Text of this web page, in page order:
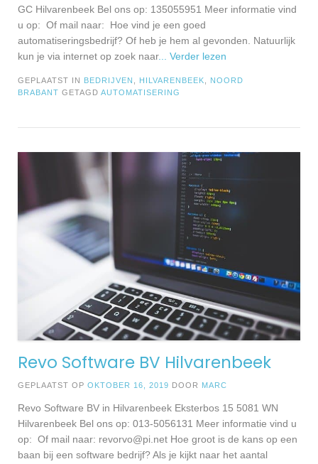
GC Hilvarenbeek Bel ons op: 135055951 Meer informatie vind
u op: Of mail naar: Hoe vind je een goed
automatiseringsbedrijf? Of heb je hem al gevonden. Natuurlijk
kun je via internet op zoek naar... Verder lezen
GEPLAATST IN BEDRIJVEN HILVARENBEEK
NOORD
BRABANT GETAGD AUTOMATISERING
Revo Software BV Hilvarenbeek
GEPLAATST OP OKTOBER 16, 2019 DOOR MARC
Revo Software BV in Hilvarenbeek Eksterbos 15 5081 WN
Hilvarenbeek Bel ons op: 013-5056131 Meer informatie vind u
op: Of mail naar: revorvo@pi.net Hoe groot is de kans op een
baan bij een software bedrijf? Als je kijkt naar het aantal